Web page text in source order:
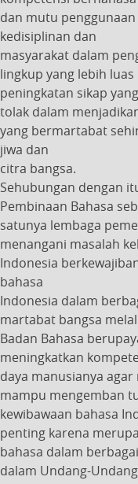
dan mutu
kedisiplinan dan
masyarakat dalam
lingkup yang lebih luas
peningkatan sikap
tolak dalam
yang bermartabat
jiwa dan
citra bangsa.
Sehubungan dengan
Pembinaan Bahasa
satunya lembaga
menangani masalah
Indonesia
bahasa
Indonesia dalam
martabat bangsa
Badan Bahasa
meningkatkan
daya manusianya
mampu mengemban
kewibawaan bahasa
penting karena
bahasa dalam
dalam Undang-